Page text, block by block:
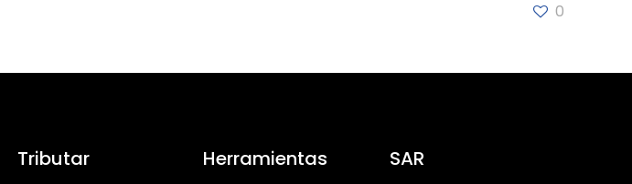
0
Tributar Herramientas SAR